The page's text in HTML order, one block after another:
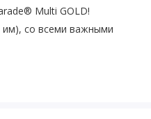
Multi GOLD!
им), со всеми важными
вкусах без